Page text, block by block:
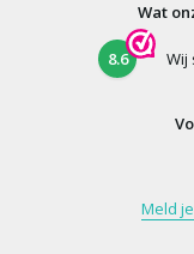
Wat
8.6 Wij
Meld